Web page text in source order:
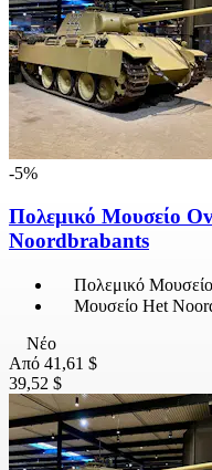
-5%
Πολεμικό Μουσείο
Noordbrabants
Πολεμικό
Μουσείο Het
Νέο
Από 41,61 $
39,52 $